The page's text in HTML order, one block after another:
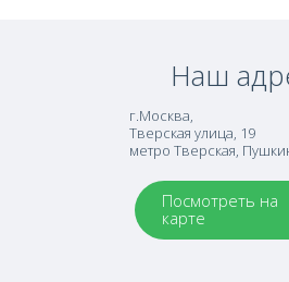
Наш
г.Москва,
Тверская улица, 19
метро Тверская,
Посмотреть на
карте